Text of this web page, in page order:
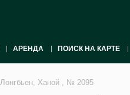
АРЕНДА ПОИСК НА КАРТЕ
Ханой , № 2095